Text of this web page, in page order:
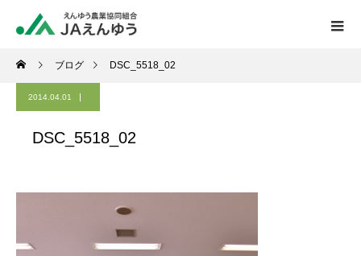
ブログ DSC_5518_02
2014.04.01
DSC_5518_02